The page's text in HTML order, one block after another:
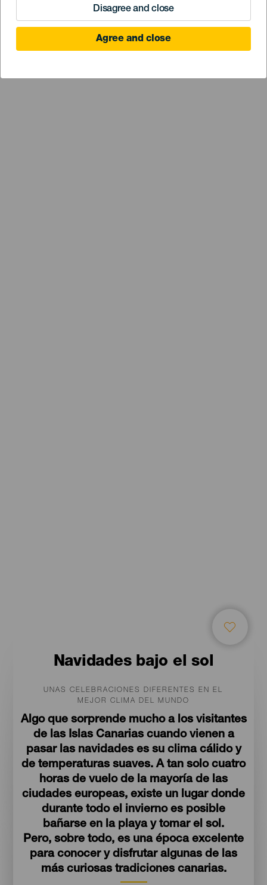
Disagree and close
Agree and close
Navidades bajo el sol
UNAS CELEBRACIONES DIFERENTES EN EL
MEJOR CLIMA DEL MUNDO
Algo que sorprende mucho a los visitantes
de las Islas Canarias cuando vienen a
pasar las navidades es su clima cálido y
de temperaturas suaves. A tan solo cuatro
horas de vuelo de la mayoría de las
ciudades europeas, existe un lugar donde
durante todo el invierno es posible
bañarse en la playa y tomar el sol.
Pero, sobre todo, es una época excelente
para conocer y disfrutar algunas de las
más curiosas tradiciones canarias.